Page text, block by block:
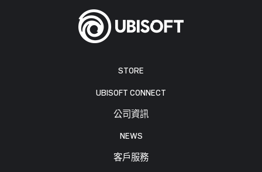
STORE
UBISOFT CONNECT
公司資訊
NEWS
客戶服務